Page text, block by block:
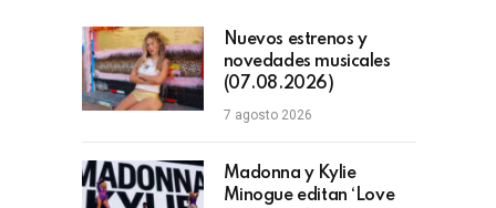
Nuevos estrenos y
novedades musicales
(07.08.2026)
7 agosto 2026
Madonna y Kylie
Minogue editan ‘Love